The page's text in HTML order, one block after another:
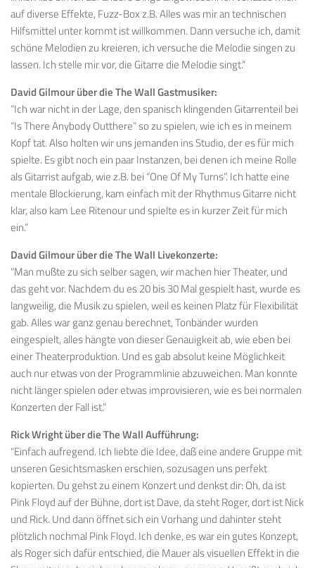
auf diverse Effekte, Fuzz-Box z.B. Alles was mir an technischen
Hilfsmittel unter kommt ist willkommen. Dann versuche ich, damit
schöne Melodien zu kreieren, ich versuche die Melodie singen zu
lassen. Ich stelle mir vor, die Gitarre die Melodie singt.“
David Gilmour über die The Wall Gastmusiker:
“Ich war nicht in der Lage, den spanisch klingenden Gitarrenteil bei
“Is There Anybody Outthere” so zu spielen, wie ich es in meinem
Kopf tat. Also holten wir uns jemanden ins Studio, der es für mich
spielte. Es gibt noch ein paar Instanzen, bei denen ich meine Rolle
als Gitarrist aufgab, wie z.B. bei “One Of My Turns”. Ich hatte eine
mentale Blockierung, kam einfach mit der Rhythmus Gitarre nicht
klar, also kam Lee Ritenour und spielte es in kurzer Zeit für mich
ein.”
David Gilmour über die The Wall Livekonzerte:
“Man mußte zu sich selber sagen, wir machen hier Theater, und
das geht vor. Nachdem du es 20 bis 30 Mal gespielt hast, wurde es
langweilig, die Musik zu spielen, weil es keinen Platz für Flexibilität
gab. Alles war ganz genau berechnet, Tonbänder wurden
eingespielt, alles hängte von dieser Genauigkeit ab, wie eben bei
einer Theaterproduktion. Und es gab absolut keine Möglichkeit
auch nur etwas von der Programmlinie abzuweichen. Man konnte
nicht länger spielen oder etwas improvisieren, wie es bei normalen
Konzerten der Fall ist.”
Rick Wright über die The Wall Aufführung:
“Einfach aufregend. Ich liebte die Idee, daß eine andere Gruppe mit
unseren Gesichtsmasken erschien, sozusagen uns perfekt
kopierten. Du gehst zu einem Konzert und denkst dir: Oh, da ist
Pink Floyd auf der Bühne, dort ist Dave, da steht Roger, dort ist Nick
und Rick. Und dann öffnet sich ein Vorhang und dahinter steht
plötzlich nochmal Pink Floyd. Ich denke, es war ein gutes Konzept,
als Roger sich dafür entschied, die Mauer als visuellen Effekt in die